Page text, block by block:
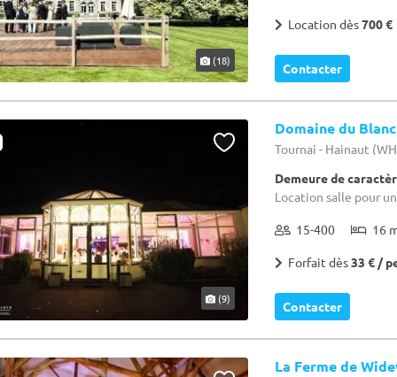
(18)
Location dès700 €
Contacter
(9)
Domaine du
Tournai - Hainaut
Demeure de
Location salle pour
15-400 16
Forfait dès33 € /
Contacter
La Ferme de